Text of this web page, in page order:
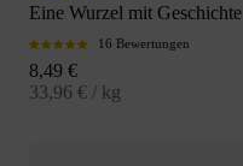
Eine Wurzel mit Geschichte
16 Bewertungen
Angebot
8,49 €
33,96 € / kg